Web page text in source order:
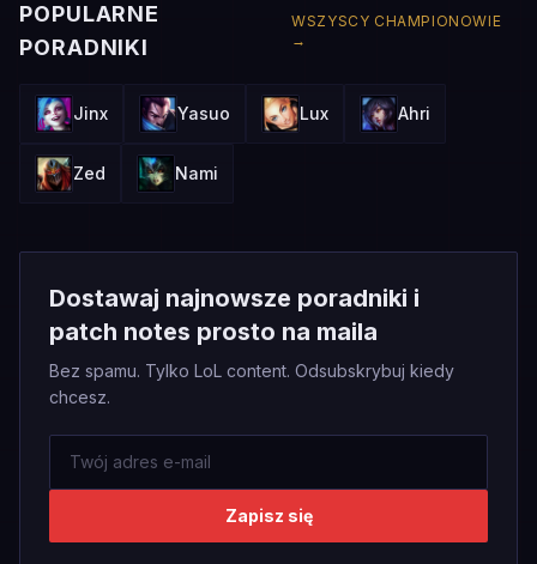
POPULARNE
PORADNIKI
WSZYSCY CHAMPIONOWIE
→
Jinx Yasuo Lux Ahri
Zed Nami
Dostawaj najnowsze poradniki i
patch notes prosto na maila
Bez spamu. Tylko LoL content. Odsubskrybuj kiedy
chcesz.
Zapisz się